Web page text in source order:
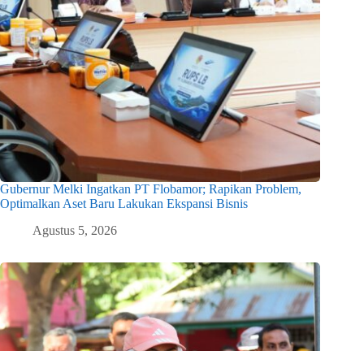
Gubernur Melki Ingatkan PT Flobamor; Rapikan Problem,
Optimalkan Aset Baru Lakukan Ekspansi Bisnis
Agustus 5, 2026